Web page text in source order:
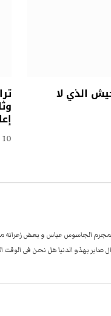
الذي لا
10 نوفمبر، 2025
الجاسوس عباس و بعض
بهذو الدنيا هل نحن فى الوقت